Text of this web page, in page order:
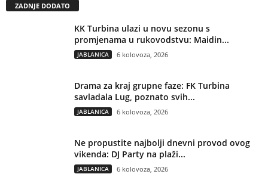
ZADNJE DODATO
KK Turbina ulazi u novu sezonu s
promjenama u rukovodstvu: Maidin...
JABLANICA 6 kolovoza, 2026
Drama za kraj grupne faze: FK Turbina
savladala Lug, poznato svih...
JABLANICA 6 kolovoza, 2026
Ne propustite najbolji dnevni provod ovog
vikenda: DJ Party na plaži...
JABLANICA 6 kolovoza, 2026